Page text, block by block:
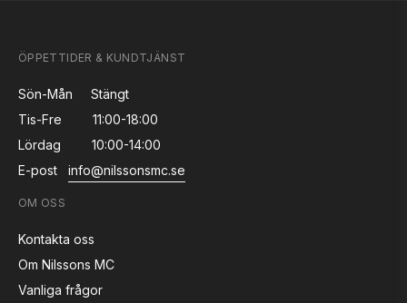
ÖPPETTIDER & KUNDTJÄNST
Sön-Mån
Stängt
Tis-Fre
11:00-18:00
Lördag
10:00-14:00
E-post
info@nilssonsmc.se
OM OSS
Kontakta oss
Om Nilssons MC
Vanliga frågor